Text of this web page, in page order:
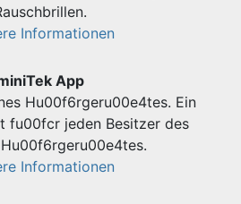
Informationen
App
Hu00f6rgeru00e4tes. Ein
fu00fcr jeden Besitzer des
Hu00f6rgeru00e4tes.
Informationen